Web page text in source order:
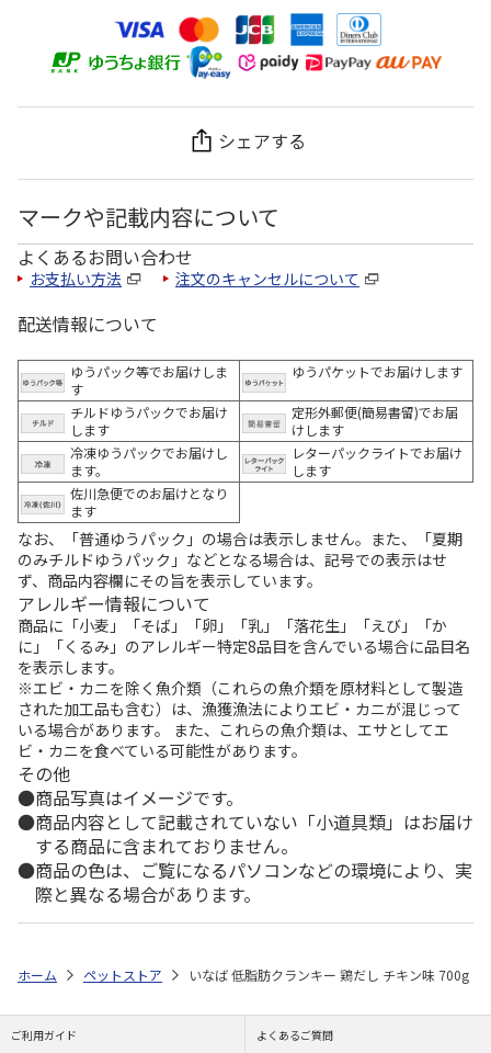
シェアする
マークや記載内容について
よくあるお問い合わせ
お支払い方法 注文のキャンセルについて
配送情報について
ゆうパック等でお届けしま
す
ゆうパケットでお届けします
チルドゆうパックでお届け
します
定形外郵便(簡易書留)でお届
けします
冷凍ゆうパックでお届けし
ます。
レターパックライトでお届け
します
佐川急便でのお届けとなり
ます
なお、「普通ゆうパック」の場合は表示しません。また、「夏期
のみチルドゆうパック」などとなる場合は、記号での表示はせ
ず、商品内容欄にその旨を表示しています。
アレルギー情報について
商品に「小麦」「そば」「卵」「乳」「落花生」「えび」「か
に」「くるみ」のアレルギー特定8品目を含んでいる場合に品目名
を表示します。
※エビ・カニを除く魚介類（これらの魚介類を原材料として製造
された加工品も含む）は、漁獲漁法によりエビ・カニが混じって
いる場合があります。 また、これらの魚介類は、エサとしてエ
ビ・カニを食べている可能性があります。
その他
商品写真はイメージです。
商品内容として記載されていない「小道具類」はお届け
する商品に含まれておりません。
商品の色は、ご覧になるパソコンなどの環境により、実
際と異なる場合があります。
ホーム ペットストア いなば 低脂肪クランキー 鶏だし チキン味 700g
ご利用ガイド よくあるご質問